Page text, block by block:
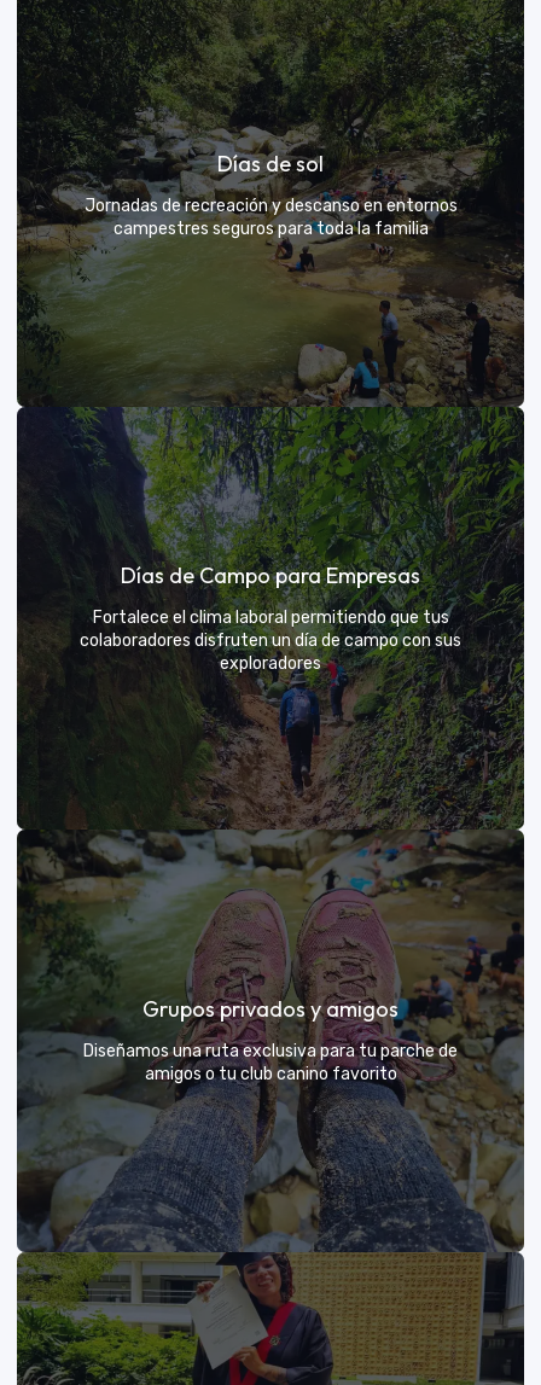
Rutas grupales clásicas
Únete a la manada y descubre nuevos senderos
VER MÁS
Días de sol
Jornadas de recreación y descanso en entornos
campestres seguros para toda la familia
Días de sol
Un respiro campestre diseñado para el descanso y la
diversión de todos
VER MÁS
Días de Campo para Empresas
Fortalece el clima laboral permitiendo que tus
colaboradores disfruten un día de campo con sus
exploradores
Días de Campo para Empresas
El mejor beneficio para tu equipo: compartir con sus
exploradores y fortalecer lazos rodeados de
naturaleza
VER MÁS
Grupos privados y amigos
Diseñamos una ruta exclusiva para tu parche de
amigos o tu club canino favorito